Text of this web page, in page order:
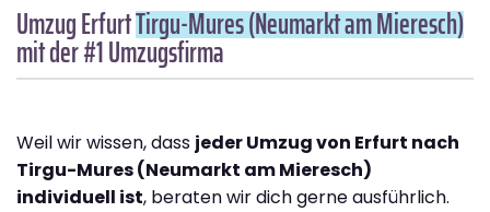
Umzug ErfurtTirgu-Mures (Neumarkt am Mieresch)
mit der #1 Umzugsfirma
Weil wir wissen, dass jeder Umzug von Erfurt nach
Tirgu-Mures (Neumarkt am Mieresch)
individuell ist, beraten wir dich gerne ausführlich.